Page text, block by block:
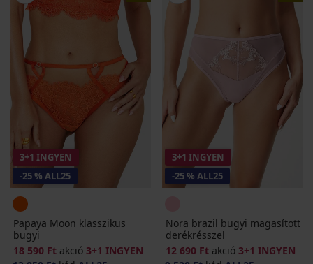
3+1 INGYEN
-25 % ALL25
Papaya Moon klasszikus
bugyi
18 590 Ft akció 3+1 INGYEN
3+1 INGYEN
-25 % ALL25
Nora brazil bugyi magasított
derékrésszel
12 690 Ft akció 3+1 INGYEN